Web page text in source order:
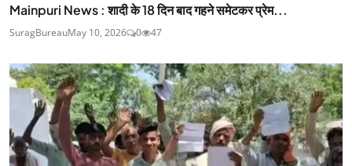
Mainpuri News : शादी के 18 दिन बाद गहने समेटकर प्रेम...
SuragBureauMay 10, 2026 0 47